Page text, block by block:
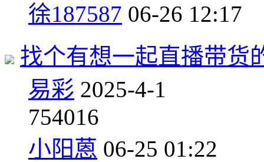
徐187587 06-26 12:17
找个有想一起直播带货
易彩 2025-4-1
754016
小阳蒽 06-25 01:22